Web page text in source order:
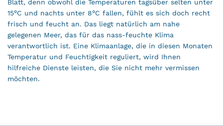
Blatt, denn obwohl die Temperaturen tagsüber selten unter
15°C und nachts unter 8°C fallen, fühlt es sich doch recht
frisch und feucht an. Das liegt natürlich am nahe
gelegenen Meer, das für das nass-feuchte Klima
verantwortlich ist. Eine Klimaanlage, die in diesen Monaten
Temperatur und Feuchtigkeit reguliert, wird Ihnen
hilfreiche Dienste leisten, die Sie nicht mehr vermissen
möchten.